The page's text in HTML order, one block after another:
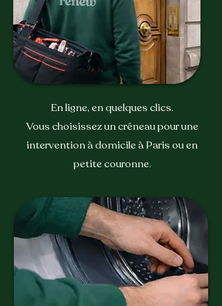
prendre rdv
En ligne, en quelques clics.
Vous choisissez un créneau pour une
intervention à domicile à Paris ou en
petite couronne.